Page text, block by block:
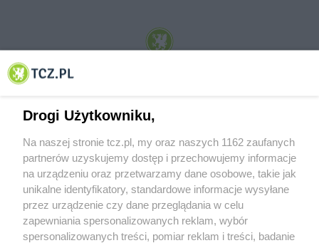
© 2001-2026 Tczew - TCZ.PL Sp. z o.o. Internetowy Serwis Informacyjny Miasta
O FIRMIE POLITYKA PRYWATNOŚCI HOSTING
Drogi Użytkowniku,
Na naszej stronie tcz.pl, my oraz naszych 1162 zaufanych
partnerów uzyskujemy dostęp i przechowujemy informacje
na urządzeniu oraz przetwarzamy dane osobowe, takie jak
unikalne identyfikatory, standardowe informacje wysyłane
przez urządzenie czy dane przeglądania w celu
zapewniania spersonalizowanych reklam, wybór
spersonalizowanych treści, pomiar reklam i treści, badanie